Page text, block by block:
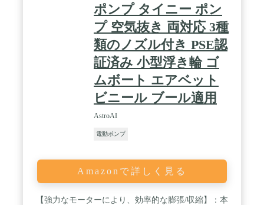
/ 410lm■LEDライト色温度：昼白色：4,200K、連続
点灯時間：45lm：11時間 / 230lm：5時間 / 410lm：3
時間■※商品は、モニターによって色合いが異なっ
て見える場合があります。 また、仕様・デザインは
改良のため予告なく変更することがあります。 / [こ
んな商品をお探しの方に] ミニポンプ 電動ポンプ 電
動エアーポンプ 電動空気入れ 膨らます インフレー
ター USB式 USB充電式 海 海水浴 プール ビニール
プール 家庭用プール 子供用プール キッズプール レ
ジャープール キッズプレイプール ファミリープー
ル スライダープール スライドプール 屋外用 アウト
プ道具 キャンプギア
ポンプ タイニー ポン
プ 空気抜き 両対応 3種
類のノズル付き PSE認
証済み 小型浮き輪 ゴ
ムボート エアベット
ビニール ブール適用
AstroAI
電動ポンプ
Amazonで詳しく見る
【強力なモーターにより、効率的な膨張/収縮】：本